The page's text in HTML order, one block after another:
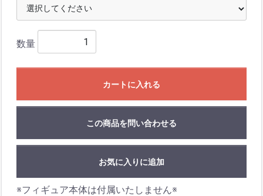
数量
カートに入れる
この商品を問い合わせる
お気に入りに追加
※フィギュア本体は付属いたしません※